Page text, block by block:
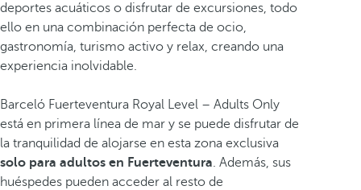
deportes acuáticos o disfrutar de excursiones, todo
ello en una combinación perfecta de ocio,
gastronomía, turismo activo y relax, creando una
experiencia inolvidable.
Barceló Fuerteventura Royal Level – Adults Only
está en primera línea de mar y se puede disfrutar de
la tranquilidad de alojarse en esta zona exclusiva
solo para adultos en Fuerteventura. Además, sus
huéspedes pueden acceder al resto de